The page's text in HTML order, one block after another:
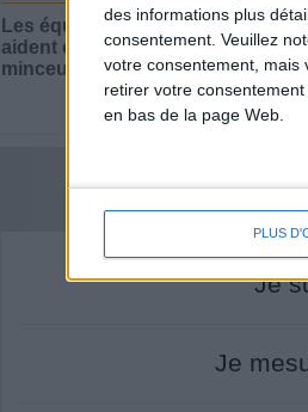
des informations plus
consentement. Veuillez
votre consentement, mais
retirer votre
en bas de la page Web.
PLUS
Les équipes du Service-client et
aident chaque semaine à vous
minceur.
Votre bilan
Je
Je